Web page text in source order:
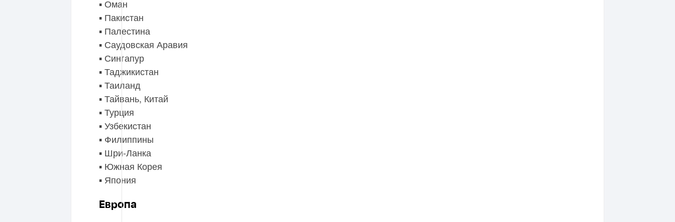
▪️ Оман
▪️ Пакистан
▪️ Палестина
▪️ Саудовская Аравия
▪️ Сингапур
▪️ Таджикистан
▪️ Таиланд
▪️ Тайвань, Китай
▪️ Турция
▪️ Узбекистан
▪️ Филиппины
▪️ Шри-Ланка
▪️ Южная Корея
▪️ Япония
Европа